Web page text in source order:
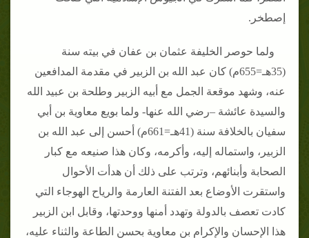
إصطخر.
ولما حوصر الخليفة عثمان بن عفان في بيته سنة
(35هـ=655م) كان عبد الله بن الزبير في مقدمة المدافعين
عنه، وشهد موقعة الجمل مع أبيه الزبير وطلحة بن عبيد الله
والسيدة عائشة –رضي الله عنها- ولما بويع معاوية بن أبي
سفيان بالخلافة سنة (41هـ=661م) أحسن إلى عبد الله بن
الزبير، واستماله إليه، وأكرمه، وكان هذا صنيعه مع كبار
الصحابة وأبنائهم، وترتب على ذلك أن هدأت الأحوال
واستقرت الأوضاع بعد الفتنة العارمة والرياح الهوجاء التي
كادت تعصف بالدولة وتهدد أمنها ووحدتها، وقابل ابن الزبير
هذا الإحسان والإكرام بن معاوية بحسن الطاعة والثناء عليه،